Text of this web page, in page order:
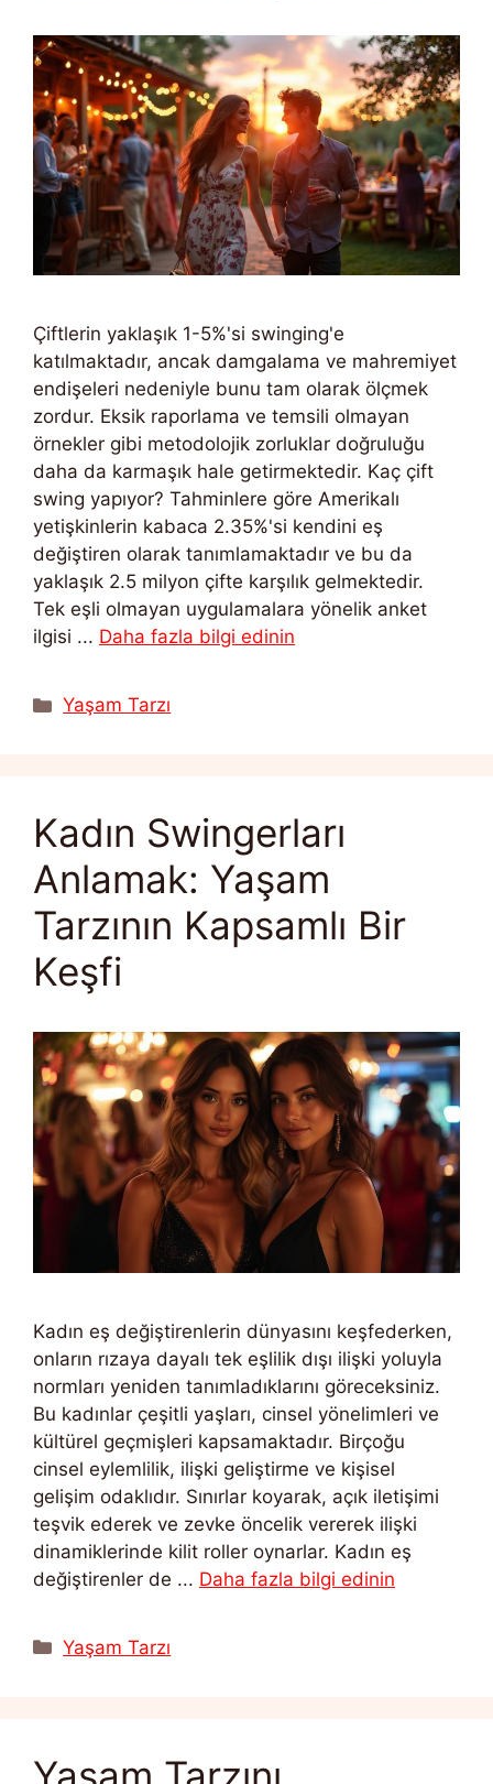
Çiftlerin yaklaşık 1-5%'si swinging'e
katılmaktadır, ancak damgalama ve mahremiyet
endişeleri nedeniyle bunu tam olarak ölçmek
zordur. Eksik raporlama ve temsili olmayan
örnekler gibi metodolojik zorluklar doğruluğu
daha da karmaşık hale getirmektedir. Kaç çift
swing yapıyor? Tahminlere göre Amerikalı
yetişkinlerin kabaca 2.35%'si kendini eş
değiştiren olarak tanımlamaktadır ve bu da
yaklaşık 2.5 milyon çifte karşılık gelmektedir.
Tek eşli olmayan uygulamalara yönelik anket
ilgisi ... Daha fazla bilgi edinin
Kategoriler
Yaşam Tarzı
Kadın Swingerları
Anlamak: Yaşam
Tarzının Kapsamlı Bir
Keşfi
Kadın eş değiştirenlerin dünyasını keşfederken,
onların rızaya dayalı tek eşlilik dışı ilişki yoluyla
normları yeniden tanımladıklarını göreceksiniz.
Bu kadınlar çeşitli yaşları, cinsel yönelimleri ve
kültürel geçmişleri kapsamaktadır. Birçoğu
cinsel eylemlilik, ilişki geliştirme ve kişisel
gelişim odaklıdır. Sınırlar koyarak, açık iletişimi
teşvik ederek ve zevke öncelik vererek ilişki
dinamiklerinde kilit roller oynarlar. Kadın eş
değiştirenler de ... Daha fazla bilgi edinin
Kategoriler
Yaşam Tarzı